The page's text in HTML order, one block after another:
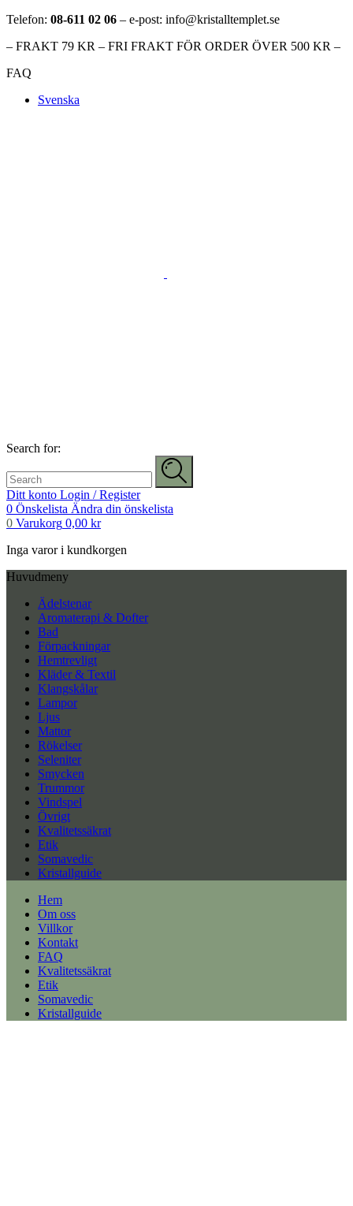
Telefon: 08-611 02 06 – e-post: info@kristalltemplet.se
– FRAKT 79 KR – FRI FRAKT FÖR ORDER ÖVER 500 KR –
FAQ
Svenska
Search for:
Ditt konto Login / Register
0 Önskelista Ändra din önskelista
0 Varukorg 0,00 kr
Inga varor i kundkorgen
Huvudmeny
Ädelstenar
Aromaterapi & Dofter
Bad
Förpackningar
Hemtrevligt
Kläder & Textil
Klangskålar
Lampor
Ljus
Mattor
Rökelser
Seleniter
Smycken
Trummor
Vindspel
Övrigt
Kvalitetssäkrat
Etik
Somavedic
Kristallguide
Hem
Om oss
Villkor
Kontakt
FAQ
Kvalitetssäkrat
Etik
Somavedic
Kristallguide